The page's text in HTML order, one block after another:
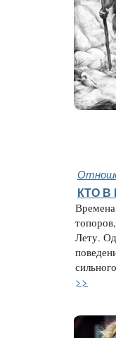
КТО В
Лету.
>>